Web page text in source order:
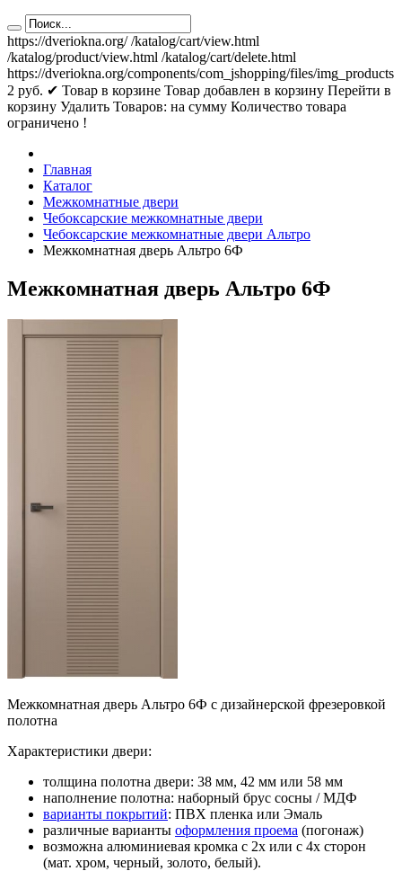
https://dveriokna.org/ /katalog/cart/view.html
/katalog/product/view.html /katalog/cart/delete.html
https://dveriokna.org/components/com_jshopping/files/img_products
2 руб. ✔ Товар в корзине Товар добавлен в корзину Перейти в
корзину Удалить Товаров: на сумму Количество товара
ограничено !
Главная
Каталог
Межкомнатные двери
Чебоксарские межкомнатные двери
Чебоксарские межкомнатные двери Альтро
Межкомнатная дверь Альтро 6Ф
Межкомнатная дверь Альтро 6Ф
Межкомнатная дверь Альтро 6Ф с дизайнерской фрезеровкой
полотна
Характеристики двери:
толщина полотна двери: 38 мм, 42 мм или 58 мм
наполнение полотна: наборный брус сосны / МДФ
варианты покрытий: ПВХ пленка или Эмаль
различные варианты оформления проема (погонаж)
возможна алюминиевая кромка с 2х или с 4х сторон
(мат. хром, черный, золото, белый).